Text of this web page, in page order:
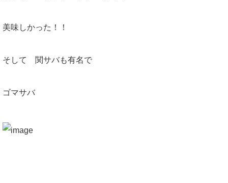
美味しかった！！
そして 関サバも有名で
ゴマサバ